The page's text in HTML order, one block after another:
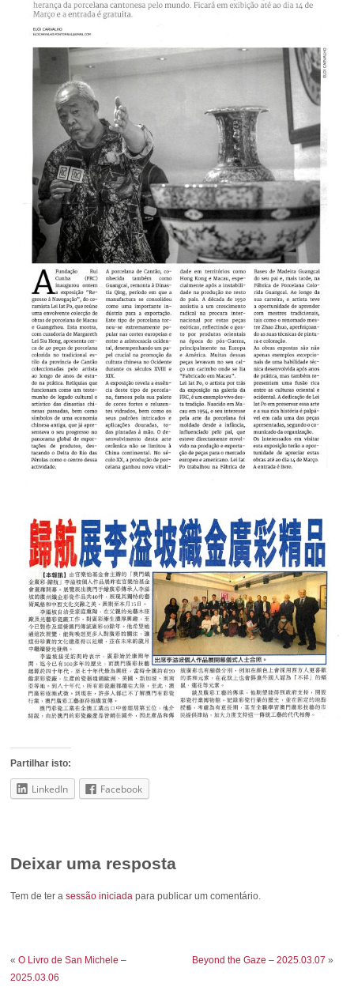
Partilhar isto:
LinkedIn Facebook
Deixar uma resposta
Tem de ter asessão iniciada para publicar um comentário.
«O Livro de San Michele –
2025.03.06
Beyond the Gaze – 2025.03.07 »